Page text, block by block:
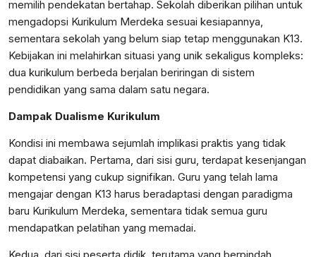
memilih pendekatan bertahap. Sekolah diberikan pilihan untuk
mengadopsi Kurikulum Merdeka sesuai kesiapannya,
sementara sekolah yang belum siap tetap menggunakan K13.
Kebijakan ini melahirkan situasi yang unik sekaligus kompleks:
dua kurikulum berbeda berjalan beriringan di sistem
pendidikan yang sama dalam satu negara.
Dampak Dualisme Kurikulum
Kondisi ini membawa sejumlah implikasi praktis yang tidak
dapat diabaikan. Pertama, dari sisi guru, terdapat kesenjangan
kompetensi yang cukup signifikan. Guru yang telah lama
mengajar dengan K13 harus beradaptasi dengan paradigma
baru Kurikulum Merdeka, sementara tidak semua guru
mendapatkan pelatihan yang memadai.
Kedua, dari sisi peserta didik, terutama yang berpindah